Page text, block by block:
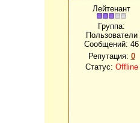
Лейтенант
Группа:
Пользователи
Сообщений: 46
Репутация: 0
Статус: Offline